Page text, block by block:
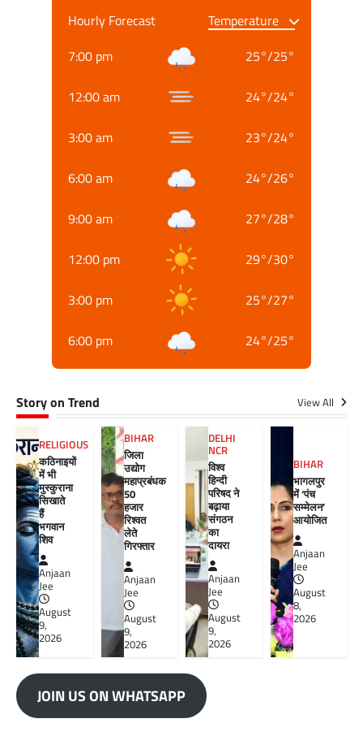
Hourly Forecast
7:00 pm
25°/25°
12:00 am 24°/24°
3:00 am 23°/24°
6:00 am 24°/26°
9:00 am 27°/28°
12:00 pm 29°/30°
3:00 pm 25°/27°
6:00 pm 24°/25°
Story on Trend View All
RELIGIOUS
कठिनाइयों
में भी
मुस्कुराना
सिखाते
हैं
भगवान
शिव
Anjaan
Jee
August
9,
2026
BIHAR
जिला
उद्योग
महाप्रबंधक
50
हजार
रिश्वत
लेते
गिरफ्तार
Anjaan
Jee
August
9,
2026
DELHI
NCR
विश्व
हिन्दी
परिषद ने
बढ़ाया
संगठन
का
दायरा
Anjaan
Jee
August
9,
2026
BIHAR
भागलपुर
में ‘पंच
सम्मेलन’
आयोजित
Anjaan
Jee
August
8,
2026
JOIN US ON WHATSAPP